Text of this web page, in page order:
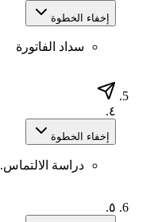
إخفاء الخطوة
سداد الفاتورة
٤.
إخفاء الخطوة
دراسة الالتماس.
٥.